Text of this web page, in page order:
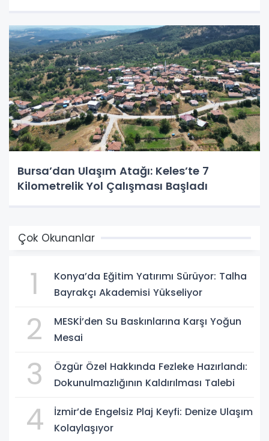
Bursa’dan Ulaşım Atağı: Keles’te 7
Kilometrelik Yol Çalışması Başladı
Çok Okunanlar
1
Konya’da Eğitim Yatırımı Sürüyor: Talha
Bayrakçı Akademisi Yükseliyor
2
MESKİ’den Su Baskınlarına Karşı Yoğun
Mesai
3
Özgür Özel Hakkında Fezleke Hazırlandı:
Dokunulmazlığının Kaldırılması Talebi
4
İzmir’de Engelsiz Plaj Keyfi: Denize Ulaşım
Kolaylaşıyor